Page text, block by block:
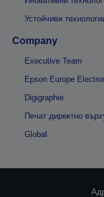
Устойчиви
Company
Executive Team
Epson Europe
Digigraphie
Печат директно
Global